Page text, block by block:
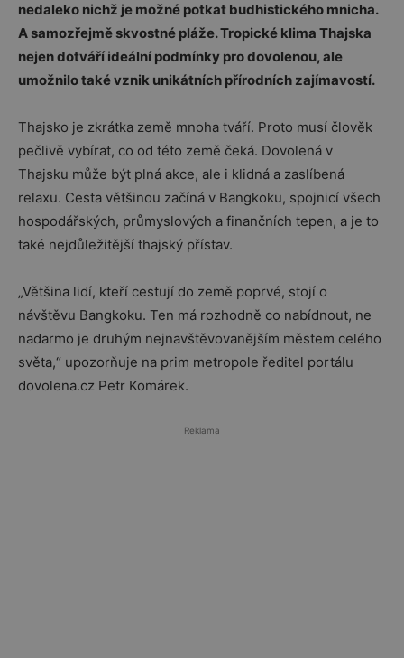
nedaleko nichž je možné potkat budhistického mnicha.
A samozřejmě skvostné pláže. Tropické klima Thajska
nejen dotváří ideální podmínky pro dovolenou, ale
umožnilo také vznik unikátních přírodních zajímavostí.
Thajsko je zkrátka země mnoha tváří. Proto musí člověk
pečlivě vybírat, co od této země čeká. Dovolená v
Thajsku může být plná akce, ale i klidná a zaslíbená
relaxu. Cesta většinou začíná v Bangkoku, spojnicí všech
hospodářských, průmyslových a finančních tepen, a je to
také nejdůležitější thajský přístav.
„Většina lidí, kteří cestují do země poprvé, stojí o
návštěvu Bangkoku. Ten má rozhodně co nabídnout, ne
nadarmo je druhým nejnavštěvovanějším městem celého
světa,“ upozorňuje na prim metropole ředitel portálu
dovolena.cz Petr Komárek.
Reklama